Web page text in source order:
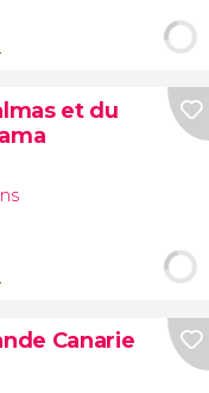
et du
Canarie